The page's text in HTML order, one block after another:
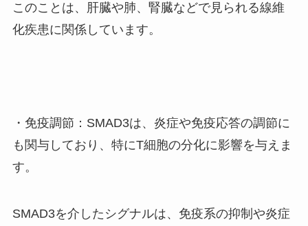
このことは、肝臓や肺、腎臓などで見られる線維
化疾患に関係しています。
・免疫調節：SMAD3は、炎症や免疫応答の調節に
も関与しており、特にT細胞の分化に影響を与えま
す。
SMAD3を介したシグナルは、免疫系の抑制や炎症